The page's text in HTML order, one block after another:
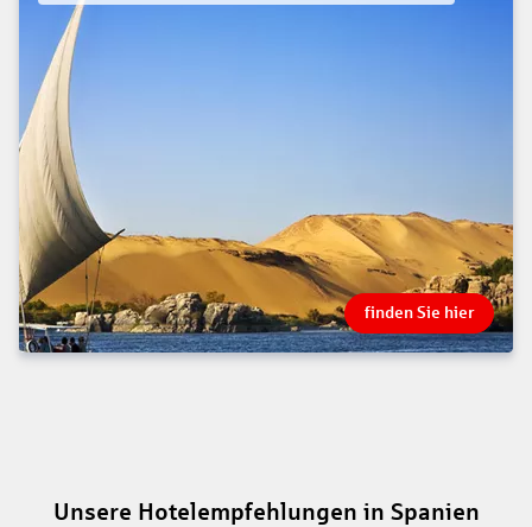
finden Sie hier
Unsere Hotelempfehlungen in Spanien